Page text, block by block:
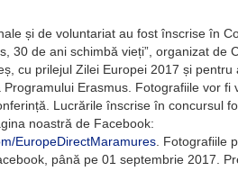
și de voluntariat au fost înscrise în
30 de ani schimbă vieți”, organizat de
cu prilejul Zilei Europei 2017 și pentru
Erasmus. Fotografiile vor fi
Lucrările înscrise în concursul
noastră de Facebook:
EuropeDirectMaramures . Fotografiile
până pe 01 septembrie 2017.